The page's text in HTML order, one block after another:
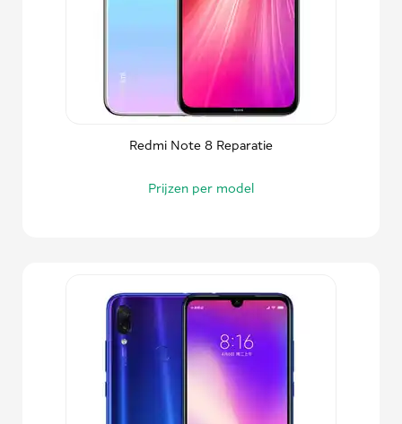
Redmi Note 8 Reparatie
Prijzen per model